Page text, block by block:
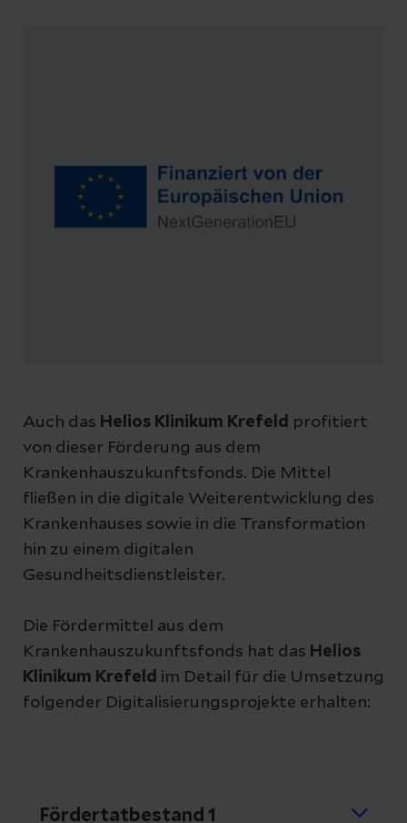
Auch das Helios Klinikum Krefeld profitiert
von dieser Förderung aus dem
Krankenhauszukunftsfonds. Die Mittel
fließen in die digitale Weiterentwicklung des
Krankenhauses sowie in die Transformation
hin zu einem digitalen
Gesundheitsdienstleister.
Die Fördermittel aus dem
Krankenhauszukunftsfonds hat das Helios
Klinikum Krefeld im Detail für die Umsetzung
folgender Digitalisierungsprojekte erhalten:
Fördertatbestand 1